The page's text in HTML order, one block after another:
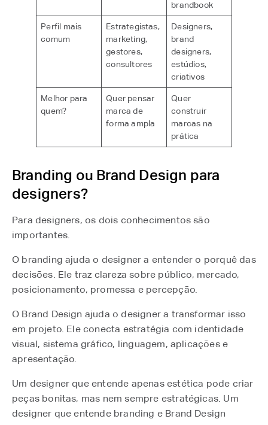
brandbook
Perfil mais
comum
Estrategistas,
marketing,
gestores,
consultores
Designers,
brand
designers,
estúdios,
criativos
Melhor para
quem?
Quer pensar
marca de
forma ampla
Quer
construir
marcas na
prática
Branding ou Brand Design para
designers?
Para designers, os dois conhecimentos são
importantes.
O branding ajuda o designer a entender o porquê das
decisões. Ele traz clareza sobre público, mercado,
posicionamento, promessa e percepção.
O Brand Design ajuda o designer a transformar isso
em projeto. Ele conecta estratégia com identidade
visual, sistema gráfico, linguagem, aplicações e
apresentação.
Um designer que entende apenas estética pode criar
peças bonitas, mas nem sempre estratégicas. Um
designer que entende branding e Brand Design